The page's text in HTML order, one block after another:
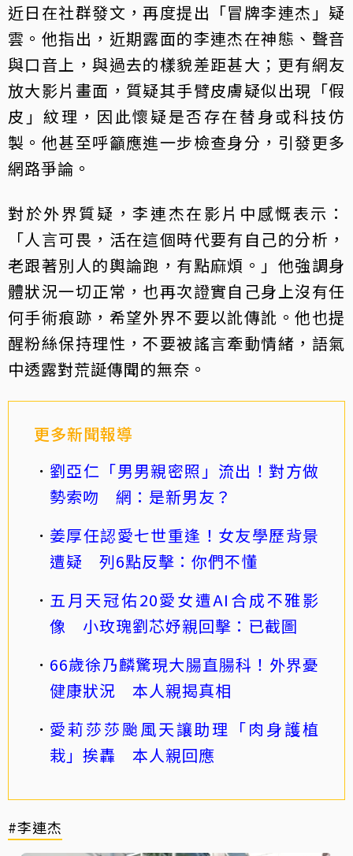
近日在社群發文，再度提出「冒牌李連杰」疑
雲。他指出，近期露面的李連杰在神態、聲音
與口音上，與過去的樣貌差距甚大；更有網友
放大影片畫面，質疑其手臂皮膚疑似出現「假
皮」紋理，因此懷疑是否存在替身或科技仿
製。他甚至呼籲應進一步檢查身分，引發更多
網路爭論。
對於外界質疑，李連杰在影片中感慨表示：
「人言可畏，活在這個時代要有自己的分析，
老跟著別人的輿論跑，有點麻煩。」他強調身
體狀況一切正常，也再次證實自己身上沒有任
何手術痕跡，希望外界不要以訛傳訛。他也提
醒粉絲保持理性，不要被謠言牽動情緒，語氣
中透露對荒誕傳聞的無奈。
更多新聞報導
劉亞仁「男男親密照」流出！對方做
勢索吻 網：是新男友？
姜厚任認愛七世重逢！女友學歷背景
遭疑 列6點反擊：你們不懂
五月天冠佑20愛女遭AI合成不雅影
像 小玫瑰劉芯妤親回擊：已截圖
66歲徐乃麟驚現大腸直腸科！外界憂
健康狀況 本人親揭真相
愛莉莎莎颱風天讓助理「肉身護植
栽」挨轟 本人親回應
#李連杰